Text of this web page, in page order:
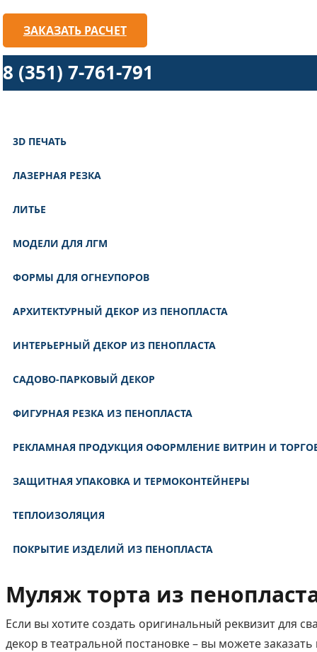
ЗАКАЗАТЬ РАСЧЕТ
8 (351) 7-761-791
3D ПЕЧАТЬ
ЛАЗЕРНАЯ РЕЗКА
ЛИТЬЕ
МОДЕЛИ ДЛЯ ЛГМ
ФОРМЫ ДЛЯ ОГНЕУПОРОВ
АРХИТЕКТУРНЫЙ ДЕКОР ИЗ ПЕНОПЛАСТА
ИНТЕРЬЕРНЫЙ ДЕКОР ИЗ ПЕНОПЛАСТА
САДОВО-ПАРКОВЫЙ ДЕКОР
ФИГУРНАЯ РЕЗКА ИЗ ПЕНОПЛАСТА
РЕКЛАМНАЯ ПРОДУКЦИЯ ОФОРМЛЕНИЕ ВИТРИН И
ЗАЩИТНАЯ УПАКОВКА И ТЕРМОКОНТЕЙНЕРЫ
ТЕПЛОИЗОЛЯЦИЯ
ПОКРЫТИЕ ИЗДЕЛИЙ ИЗ ПЕНОПЛАСТА
Муляж торта из
Если вы хотите создать оригинальный реквизит для
декор в театральной постановке – вы можете заказать